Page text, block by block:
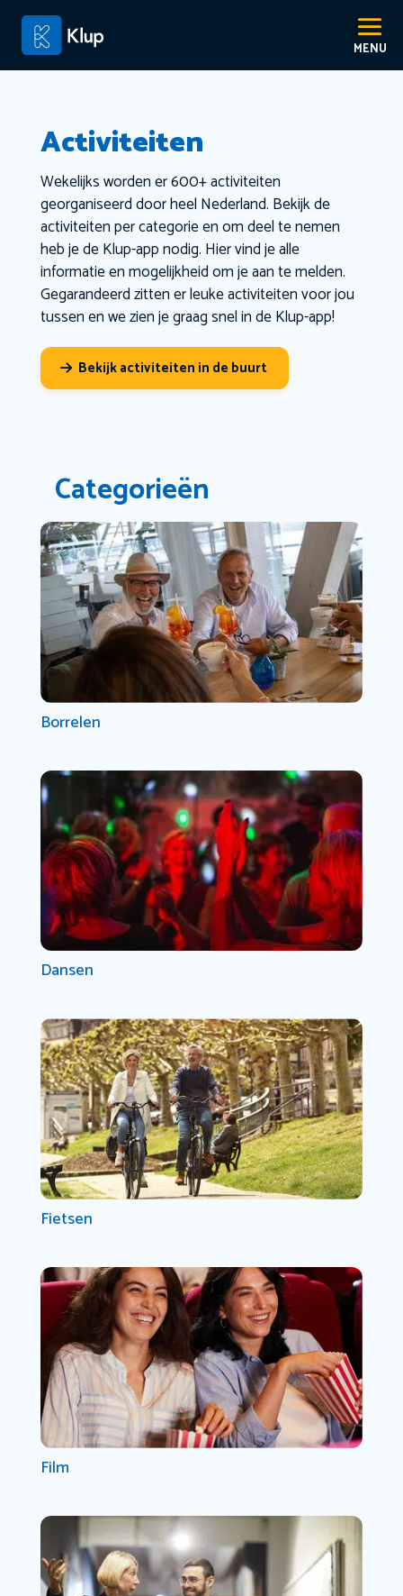
Activiteiten
Wekelijks worden er 600+ activiteiten
georganiseerd door heel Nederland. Bekijk de
activiteiten per categorie en om deel te nemen
heb je de Klup-app nodig. Hier vind je alle
informatie en mogelijkheid om je aan te melden.
Gegarandeerd zitten er leuke activiteiten voor jou
tussen en we zien je graag snel in de Klup-app!
Bekijk activiteiten in de buurt
Categorieën
Borrelen
Dansen
Fietsen
Film